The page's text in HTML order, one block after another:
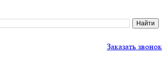
Заказать звонок